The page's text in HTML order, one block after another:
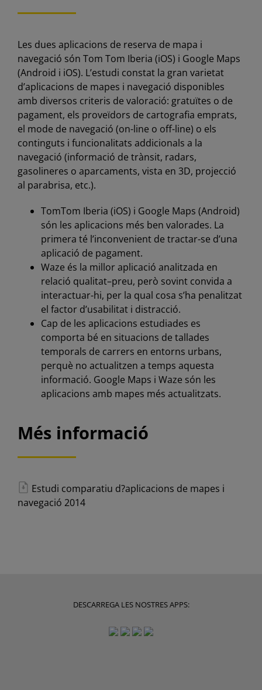
Les dues aplicacions de reserva de mapa i
navegació són Tom Tom Iberia (iOS) i Google Maps
(Android i iOS). L’estudi constat la gran varietat
d’aplicacions de mapes i navegació disponibles
amb diversos criteris de valoració: gratuïtes o de
pagament, els proveïdors de cartografia emprats,
el mode de navegació (on-line o off-line) o els
continguts i funcionalitats addicionals a la
navegació (informació de trànsit, radars,
gasolineres o aparcaments, vista en 3D, projecció
al parabrisa, etc.).
TomTom Iberia (iOS) i Google Maps (Android)
són les aplicacions més ben valorades. La
primera té l’inconvenient de tractar-se d’una
aplicació de pagament.
Waze és la millor aplicació analitzada en
relació qualitat–preu, però sovint convida a
interactuar-hi, per la qual cosa s’ha penalitzat
el factor d’usabilitat i distracció.
Cap de les aplicacions estudiades es
comporta bé en situacions de tallades
temporals de carrers en entorns urbans,
perquè no actualitzen a temps aquesta
informació. Google Maps i Waze són les
aplicacions amb mapes més actualitzats.
Més informació
Estudi comparatiu d?aplicacions de mapes i
navegació 2014
DESCARREGA LES NOSTRES APPS: